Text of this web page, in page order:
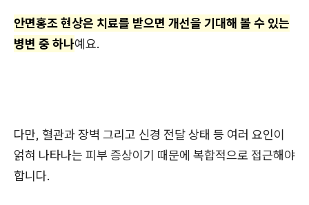
안면홍조 현상은 치료를 받으면 개선을 기대해 볼 수 있는
병변 중 하나예요.
다만, 혈관과 장벽 그리고 신경 전달 상태 등 여러 요인이
얽혀 나타나는 피부 증상이기 때문에 복합적으로 접근해야
합니다.